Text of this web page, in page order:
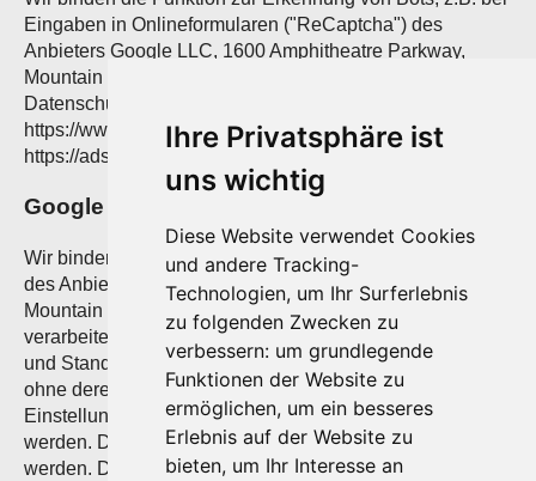
Ihre Privatsphäre ist
uns wichtig
Diese Website verwendet Cookies
und andere Tracking-
Technologien, um Ihr Surferlebnis
zu folgenden Zwecken zu
verbessern: um grundlegende
Funktionen der Website zu
ermöglichen, um ein besseres
Erlebnis auf der Website zu
bieten, um Ihr Interesse an
Eingaben in Onlineformularen ("ReCaptcha") des
Anbieters Google LLC, 1600 Amphitheatre Parkway,
Mountain View, CA 94043, USA, ein.
Datenschutzerklärung:
https://www.google.com/policies/privacy/, Opt-Out:
https://adssettings.google.com/authenticated.
Google Maps
Wir binden die Landkarten des Dienstes “Google Maps”
des Anbieters Google LLC, 1600 Amphitheatre Parkway,
Mountain View, CA 94043, USA, ein. Zu den
verarbeiteten Daten können insbesondere IP-Adressen
und Standortdaten der Nutzer gehören, die jedoch nicht
ohne deren Einwilligung (im Regelfall im Rahmen der
Einstellungen ihrer Mobilgeräte vollzogen), erhoben
werden. Die Daten können in den USA verarbeitet
werden. Datenschutzerklärung: